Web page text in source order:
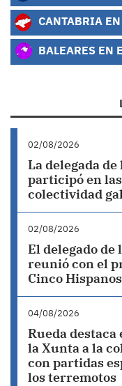
CANTABRIA
BALEARES EN
02/08/2026
La delegada
participó en
colectividad
02/08/2026
El delegado
reunió con el
Cinco Hispanos
04/08/2026
Rueda destaca
la Xunta a la
con partidas
los terremotos